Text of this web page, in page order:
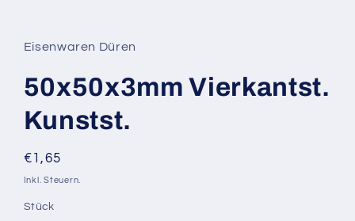
Modal
öffnen
Eisenwaren Düren
50x50x3mm Vierkantst.
Kunstst.
Normaler
Preis
€1,65
Inkl. Steuern.
Stück